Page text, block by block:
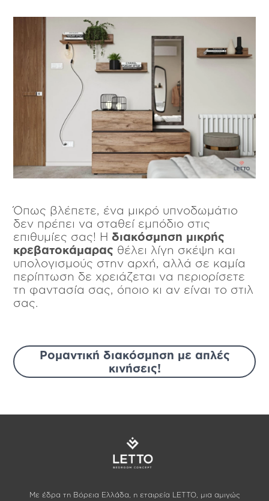
Όπως βλέπετε, ένα μικρό υπνοδωμάτιο
δεν πρέπει να σταθεί εμπόδιο στις
επιθυμίες σας! Ηδιακόσμηση μικρής
κρεβατοκάμαρας θέλει λίγη σκέψη και
υπολογισμούς στην αρχή, αλλά σε καμία
περίπτωση δε χρειάζεται να περιορίσετε
τη φαντασία σας, όποιο κι αν είναι το στιλ
σας.
Ρομαντική διακόσμηση με απλές
κινήσεις!
Με έδρα τη Βόρεια Ελλάδα, η εταιρεία LETTO, μια αμιγώς